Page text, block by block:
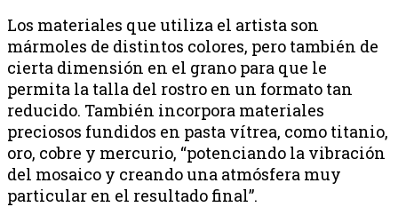
Los materiales que utiliza el artista son
mármoles de distintos colores, pero también de
cierta dimensión en el grano para que le
permita la talla del rostro en un formato tan
reducido. También incorpora materiales
preciosos fundidos en pasta vítrea, como titanio,
oro, cobre y mercurio, “potenciando la vibración
del mosaico y creando una atmósfera muy
particular en el resultado final”.